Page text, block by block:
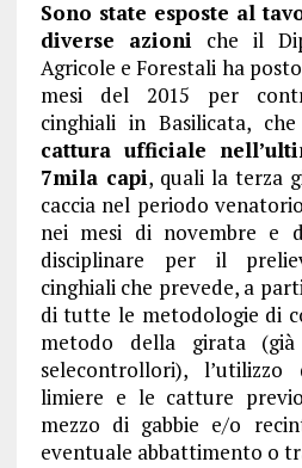
Sono state esposte al
diverse azioni che il
Agricole e Forestali ha
mesi del 2015 per
cinghiali in Basilicata,
cattura ufficiale
7mila capi, quali la terza
caccia nel periodo
nei mesi di novembre e
disciplinare per il
cinghiali che prevede, a
di tutte le metodologie di
metodo della girata
selecontrollori),
limiere e le catture
mezzo di gabbie e/o
eventuale abbattimento o